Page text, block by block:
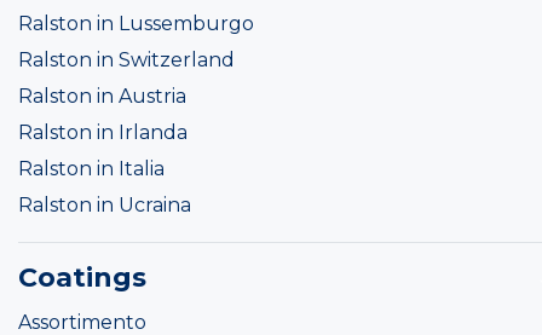
Ralston in Lussemburgo
Ralston in Switzerland
Ralston in Austria
Ralston in Irlanda
Ralston in Italia
Ralston in Ucraina
Coatings
Assortimento